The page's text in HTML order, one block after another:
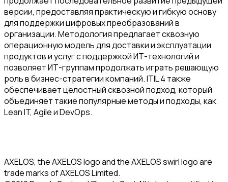
версии, предоставляя практическую и гибкую основу
для поддержки цифровых преобразований в
организации. Методология предлагает сквозную
операционную модель для доставки и эксплуатации
продуктов и услуг с поддержкой ИТ-технологий и
позволяет ИТ-группам продолжать играть решающую
роль в бизнес-стратегии компаний. ITIL 4 также
обеспечивает целостный сквозной подход, который
объединяет такие популярные методы и подходы, как
Lean IT, Agile и DevOps.
AXELOS, the AXELOS logo and the AXELOS swirl logo are
trade marks of AXELOS Limited.